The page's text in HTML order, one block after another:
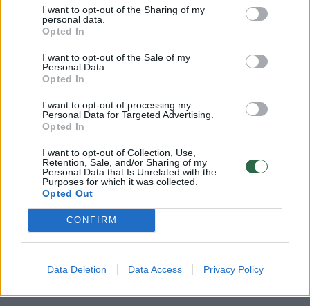
I want to opt-out of the Sharing of my
personal data.
Opted In
I want to opt-out of the Sale of my
Personal Data.
Opted In
I want to opt-out of processing my
Personal Data for Targeted Advertising.
Opted In
I want to opt-out of Collection, Use,
Retention, Sale, and/or Sharing of my
Personal Data that Is Unrelated with the
Purposes for which it was collected.
Opted Out
CONFIRM
Data Deletion Data Access Privacy Policy
– pask nukentėjusiosios, kovo 27 – balandžio
1 d. Vilniuje jai į namus paskambino
nepažįstami asmenys (bendravo rusų kalba),
kurie, prisistatę policijos pareigūnais,
atidavė atvykusiam nepažįstamam asmeniui.
Dėl šių sukčiavimo atveju iškeltos
baudžiamosios bylos, vyksta nusikaltėlių
paieška.